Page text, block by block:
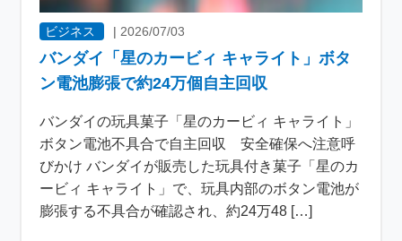
ビジネス | 2026/07/03
バンダイ「星のカービィ キャライト」ボタ
ン電池膨張で約24万個自主回収
バンダイの玩具菓子「星のカービィ キャライト」
ボタン電池不具合で自主回収 安全確保へ注意呼
びかけ バンダイが販売した玩具付き菓子「星のカ
ービィ キャライト」で、玩具内部のボタン電池が
膨張する不具合が確認され、約24万48 […]